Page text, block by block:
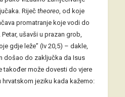
Riječ theoreo, od koje
promatranje koje vodi do
ušavši u prazan grob,
gdje leže” (Iv 20,5) – dakle,
došao do zaključka da Isus
također može dovesti do vjere
hrvatskom jeziku kada kažemo: